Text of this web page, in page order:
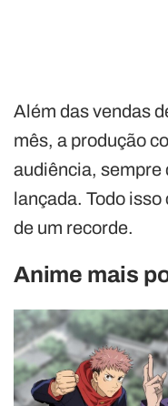
Além das vendas
mês, a produção
audiência, sempre
lançada. Todo
de um recorde.
Anime mais